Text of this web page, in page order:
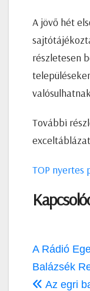
A jövő hét
részletesen
További
TOP nyertes
A Rádió
Balázsék
Az egri